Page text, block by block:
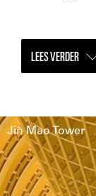
LEES VERDER
Jin Mao Tower